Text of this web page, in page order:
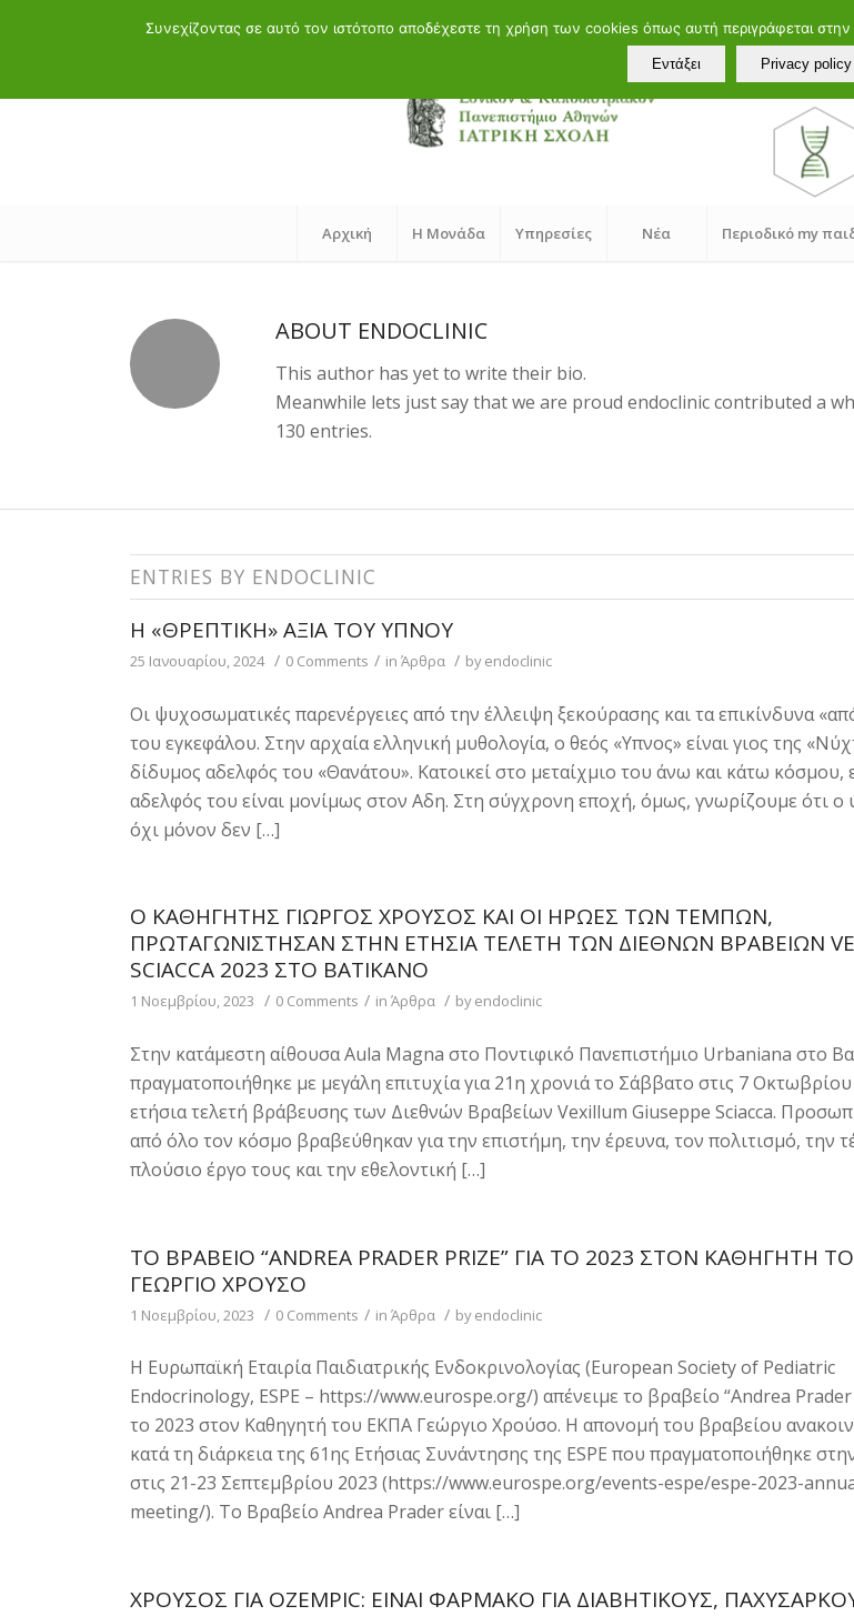
Αρχική Η Μονάδα Υπηρεσίες Νέα Περιοδικό my
ABOUT ENDOCLINIC
This author has yet to write their bio.
Meanwhile lets just say that we are proudendocliniccontributed a
130 entries.
ENTRIES BY ENDOCLINIC
Η «ΘΡΕΠΤΙΚΉ» ΑΞΊΑ ΤΟΥ ΎΠΝΟΥ
25 Ιανουαρίου, 2024 / 0 Comments / inΆρθρα / byendoclinic
Οι ψυχοσωματικές παρενέργειες από την έλλειψη ξεκούρασης και τα επικίνδυνα
του εγκεφάλου. Στην αρχαία ελληνική μυθολογία, ο θεός «Yπνος» είναι γιος της
δίδυμος αδελφός του «Θανάτου». Κατοικεί στο μεταίχμιο του άνω και κάτω κόσμου,
αδελφός του είναι μονίμως στον Aδη. Στη σύγχρονη εποχή, όμως, γνωρίζουμε ότι ο
όχι μόνον δεν […]
Ο ΚΑΘΗΓΗΤΉΣ ΓΙΏΡΓΟΣ ΧΡΟΎΣΟΣ ΚΑΙ ΟΙ ΉΡΩΕΣ ΤΩΝ ΤΕΜΠΏΝ,
ΠΡΩΤΑΓΩΝΊΣΤΗΣΑΝ ΣΤΗΝ ΕΤΉΣΙΑ ΤΕΛΕΤΉ ΤΩΝ ΔΙΕΘΝΏΝ ΒΡΑΒΕΊΩΝ
SCIACCA 2023 ΣΤΟ ΒΑΤΙΚΑΝΌ
1 Νοεμβρίου, 2023 / 0 Comments / inΆρθρα / byendoclinic
Στην κατάμεστη αίθουσα Aula Magna στο Ποντιφικό Πανεπιστήμιο Urbaniana στο
πραγματοποιήθηκε με μεγάλη επιτυχία για 21η χρονιά το Σάββατο στις 7
ετήσια τελετή βράβευσης των Διεθνών Βραβείων Vexillum Giuseppe Sciacca.
από όλο τον κόσμο βραβεύθηκαν για την επιστήμη, την έρευνα, τον πολιτισμό, την
πλούσιο έργο τους και την εθελοντική […]
ΤΟ ΒΡΑΒΕΊΟ “ANDREA PRADER PRIZE” ΓΙΑ ΤΟ 2023 ΣΤΟΝ ΚΑΘΗΓΗΤΉ
ΓΕΏΡΓΙΟ ΧΡΟΎΣΟ
1 Νοεμβρίου, 2023 / 0 Comments / inΆρθρα / byendoclinic
Η Ευρωπαϊκή Εταιρία Παιδιατρικής Ενδοκρινολογίας (European Society of Pediatric
Endocrinology, ΕSPE – https://www.eurospe.org/) απένειμε το βραβείο “Andrea Prader
το 2023 στον Καθηγητή του ΕΚΠΑ Γεώργιο Χρούσο. Η απονομή του βραβείου
κατά τη διάρκεια της 61ης Ετήσιας Συνάντησης της ESPE που πραγματοποιήθηκε
στις 21-23 Σεπτεμβρίου 2023 (https://www.eurospe.org/events-espe/espe-2023-
meeting/). Το Βραβείο Andrea Prader είναι […]
ΧΡΟΎΣΟΣ ΓΙΑ OZEMPIC: ΕΊΝΑΙ ΦΆΡΜΑΚΟ ΓΙΑ ΔΙΑΒΗΤΙΚΟΎΣ,
Συνεχίζοντας σε αυτό τον ιστότοπο αποδέχεστε τη χρήση των cookies όπως αυτή περιγράφεται
Εντάξει Privacy policy